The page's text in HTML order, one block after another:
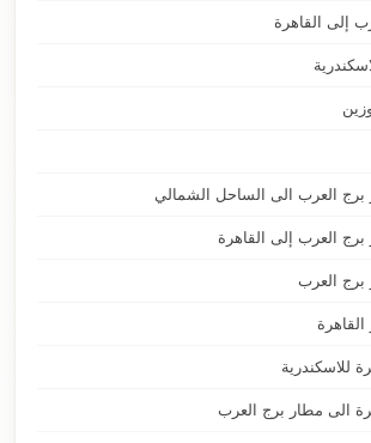
القاهرة
العرب الى الساحل الشمالي
العرب إلى القاهرة
العرب
الى مطار برج العرب